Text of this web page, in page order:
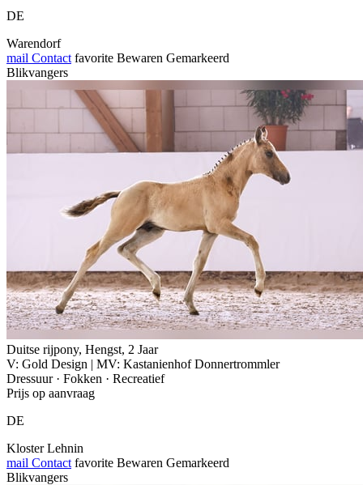
DE
Warendorf
mail Contact favorite Bewaren Gemarkeerd
Blikvangers
Duitse rijpony, Hengst, 2 Jaar
V: Gold Design | MV: Kastanienhof Donnertrommler
Dressuur · Fokken · Recreatief
Prijs op aanvraag
DE
Kloster Lehnin
mail Contact favorite Bewaren Gemarkeerd
Blikvangers